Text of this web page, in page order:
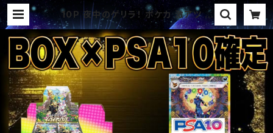
10P 夜中のゲリラ！ ポケカ 激アツ B
OX × PSA10確定 セットパック オリ
パ | オリパ ブラザーズ オリパ専門
店 (ポケカ、ワンピース、遊戯王、ヴァ
イス、ドラゴンボール)